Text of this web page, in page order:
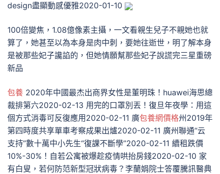
design盡顯動感優雅2020-01-10
100倍變焦，1.08億像素主攝，一文看親生兒子不親她也就
算了，她甚至以為本身是肉中刺，要她往逝世，明了解本身
是被那些妃子讒諂的，但她情願幫那些妃子說謊完三星重磅
新品
包養 2020年中國最杰出商界女性是董明珠！huawei海思總
裁排第六2020-02-13 用完的口罩別丟！復旦年夜學：用這
個方式消毒可反復應用2020-02-11 廣包養網價格州2019年
第四時度共享單車考察成果出爐2020-02-11 廣州聯通“云
支持”數十萬中小先生“復課不斷學”2020-02-11 續租跌價
10%-30%！自若公寓被爆趁疫情哄抬房錢2020-02-10 家
有白叟，若何防范新型冠狀病毒？李蘭娟院士答覆騰訊醫典